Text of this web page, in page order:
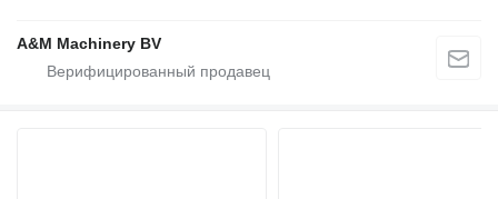
A&M Machinery BV